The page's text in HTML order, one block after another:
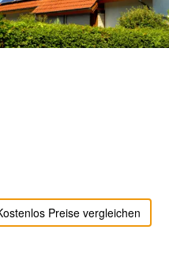
Preise vergleichen